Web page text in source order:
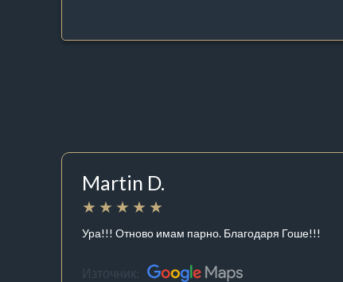
Martin D.
Ура!!! Отново имам парно. Благодаря Гоше!!!
Източник: